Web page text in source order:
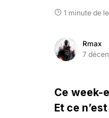
1 minute de
Rmax
7
Ce week-
Et ce